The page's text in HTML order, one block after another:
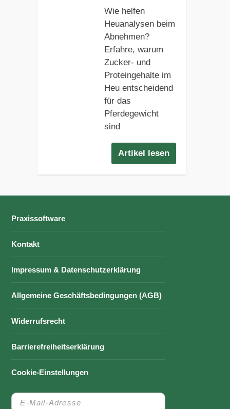
Wie helfen
Heuanalysen beim
Abnehmen?
Erfahre, warum
Zucker- und
Proteingehalte im
Heu entscheidend
für das
Pferdegewicht
sind
Artikel lesen
Praxissoftware
Kontakt
Impressum & Datenschutzerklärung
Allgemeine Geschäftsbedingungen (AGB)
Widerrufsrecht
Barrierefreiheitserklärung
Cookie-Einstellungen